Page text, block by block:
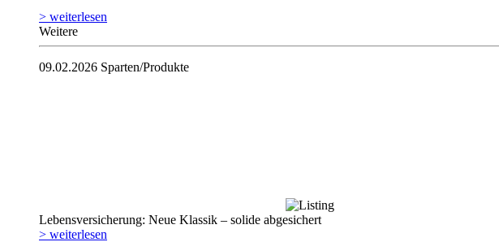
> weiterlesen
Weitere
09.02.2026 Sparten/Produkte
Lebensversicherung: Neue Klassik – solide abgesichert
> weiterlesen